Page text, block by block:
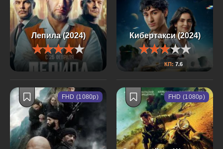
Лепила (2024) Кибертакси (2024)
КП: 7.6
FHD (1080p) FHD (1080p)